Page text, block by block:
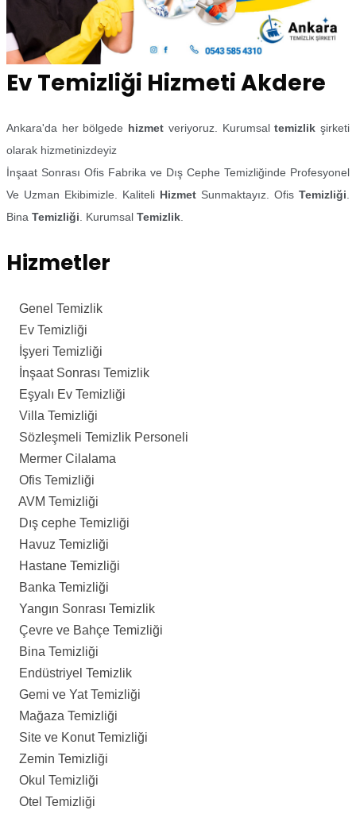
Ev Temizliği Hizmeti Akdere
Ankara'da her bölgede hizmet veriyoruz. Kurumsaltemizlik şirketi
olarak hizmetinizdeyiz
İnşaat Sonrası Ofis Fabrika ve Dış Cephe Temizliğinde Profesyonel
Ve Uzman Ekibimizle. Kaliteli Hizmet Sunmaktayız. Ofis Temizliği
Bina Temizliği . Kurumsal Temizlik
Hizmetler
Genel Temizlik
Ev Temizliği
İşyeri Temizliği
İnşaat Sonrası Temizlik
Eşyalı Ev Temizliği
Villa Temizliği
Sözleşmeli Temizlik Personeli
Mermer Cilalama
Ofis Temizliği
AVM Temizliği
Dış cephe Temizliği
Havuz Temizliği
Hastane Temizliği
Banka Temizliği
Yangın Sonrası Temizlik
Çevre ve Bahçe Temizliği
Bina Temizliği
Endüstriyel Temizlik
Gemi ve Yat Temizliği
Mağaza Temizliği
Site ve Konut Temizliği
Zemin Temizliği
Okul Temizliği
Otel Temizliği